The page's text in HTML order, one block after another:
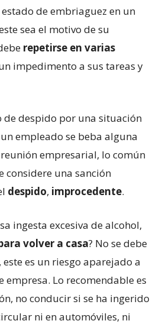
de embriaguez en un
sea el motivo de su
repetirse en varias
impedimento a sus tareas y
de despido por una situación
empleado se beba alguna
reunión empresarial, lo común
considere una sanción
despido, improcedente.
ingesta excesiva de alcohol,
volver a casa? No se debe
es un riesgo aparejado a
empresa. Lo recomendable es
no conducir si se ha ingerido
ni en automóviles, ni